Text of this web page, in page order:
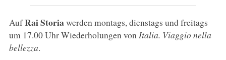
AufRai Storiawerden montags, dienstags und freitags
um 17.00 Uhr Wiederholungen von Italia. Viaggio nella
bellezza.